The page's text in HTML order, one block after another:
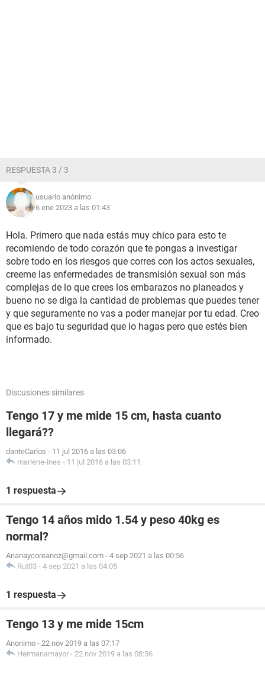
RESPUESTA 3 / 3
usuario anónimo
6 ene 2023 a las 01:43
Hola. Primero que nada estás muy chico para esto te
recomiendo de todo corazón que te pongas a investigar
sobre todo en los riesgos que corres con los actos sexuales,
creeme las enfermedades de transmisión sexual son más
complejas de lo que crees los embarazos no planeados y
bueno no se diga la cantidad de problemas que puedes tener
y que seguramente no vas a poder manejar por tu edad. Creo
que es bajo tu seguridad que lo hagas pero que estés bien
informado.
Discusiones similares
Tengo 17 y me mide 15 cm, hasta cuanto
llegará??
danteCarlos - 11 jul 2016 a las 03:06
marlene-ines - 11 jul 2016 a las 03:11
1 respuesta
Tengo 14 años mido 1.54 y peso 40kg es
normal?
Arianaycoreanoz@gmail.com - 4 sep 2021 a las 00:56
Rut03 - 4 sep 2021 a las 04:05
1 respuesta
Tengo 13 y me mide 15cm
Anonimo - 22 nov 2019 a las 07:17
Hermanamayor - 22 nov 2019 a las 08:36